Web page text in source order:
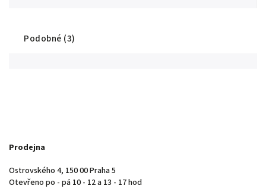
Podobné (3)
Prodejna
Ostrovského 4, 150 00 Praha 5
Otevřeno po - pá 10 - 12 a 13 - 17 hod